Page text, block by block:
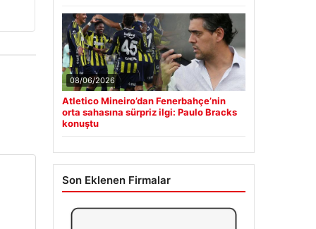
08/06/2026
Atletico Mineiro’dan Fenerbahçe’nin
orta sahasına sürpriz ilgi: Paulo Bracks
konuştu
Son Eklenen Firmalar